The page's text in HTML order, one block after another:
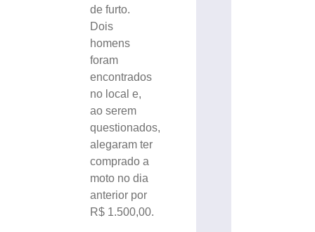
de furto.
Dois
homens
foram
encontrados
no local e,
ao serem
questionados,
alegaram ter
comprado a
moto no dia
anterior por
R$ 1.500,00.